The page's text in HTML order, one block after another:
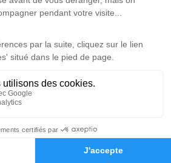
Hommages
Provence et Parc Mémorial
en-Provence
Provence